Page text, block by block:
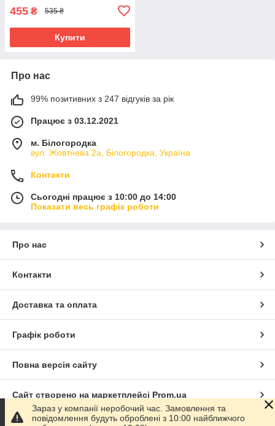
455 ₴ 535 ₴
Купити
Про нас
99% позитивних з 247 відгуків за рік
Працює з 03.12.2021
м. Білогородка
вул. Жовтнева 2а, Білогородка, Україна
Контакти
Сьогодні працює з 10:00 до 14:00
Показати весь графік роботи
Про нас
Контакти
Доставка та оплата
Графік роботи
Повна версія сайту
Сайт створено на маркетплейсі Prom.ua
Зараз у компанії неробочий час. Замовлення та
повідомлення будуть оброблені з 10:00 найближчого